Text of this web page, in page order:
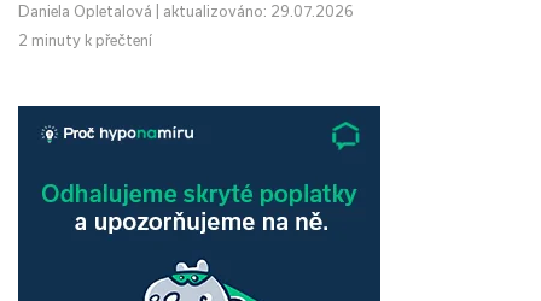
Daniela Opletalová
aktualizováno: 29.07.2026
2 minuty k přečtení